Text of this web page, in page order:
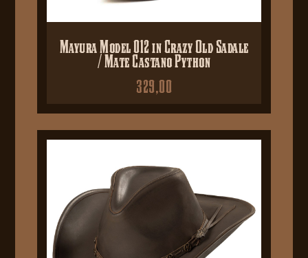
Mayura Model 012 in Crazy Old Sadale
/ Mate Castano Python
329,00